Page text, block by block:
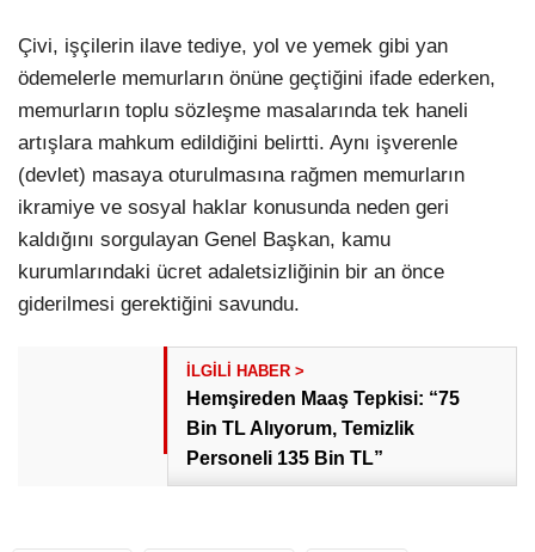
Çivi, işçilerin ilave tediye, yol ve yemek gibi yan
ödemelerle memurların önüne geçtiğini ifade ederken,
memurların toplu sözleşme masalarında tek haneli
artışlara mahkum edildiğini belirtti. Aynı işverenle
(devlet) masaya oturulmasına rağmen memurların
ikramiye ve sosyal haklar konusunda neden geri
kaldığını sorgulayan Genel Başkan, kamu
kurumlarındaki ücret adaletsizliğinin bir an önce
giderilmesi gerektiğini savundu.
Hemşireden Maaş Tepkisi: “75
Bin TL Alıyorum, Temizlik
Personeli 135 Bin TL”